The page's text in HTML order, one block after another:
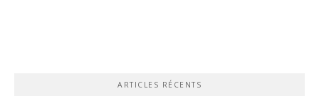
ARTICLES RÉCENTS